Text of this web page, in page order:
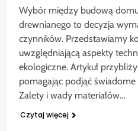
Wybór między budową
drewnianego to decyzja
czynników. Przedstawiamy
uwzględniającą aspekty
ekologiczne. Artykuł
pomagając podjąć
Zalety i wady materiałów…
Czytaj więcej